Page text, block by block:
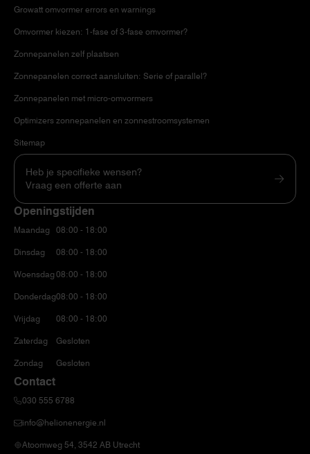
Growatt omvormer errors en warnings
Omvormer kiezen: 1-fase of 3-fase omvormer?
Zonnepanelen zelf plaatsen
Zonnepanelen correct aansluiten: Serie of parallel?
Zonnepanelen met micro-omvormers
Optimizers zonnepanelen en zonnestroomsystemen
Sitemap
Heb je specifieke wensen?
Vraag een offerte aan
Openingstijden
Maandag
Dinsdag
Woensdag
Donderdag
Vrijdag
Zaterdag
Zondag
08:00 - 18:00
08:00 - 18:00
08:00 - 18:00
08:00 - 18:00
08:00 - 18:00
Gesloten
Gesloten
Contact
030 555 6788
info@helionenergie.nl
Atoomweg 54, 3542 AB Utrecht